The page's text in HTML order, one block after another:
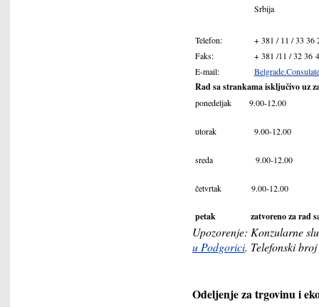
Srbija
Telefon:
+ 381 / 11 / 33 36
Faks:
+ 381 /11 / 32 36
E-mail:
Rad sa strankama isključivo uz
ponedeljak 9.00-12.00
utorak 9.00-12.00
sreda 9.00-12.00
četvrtak 9.00-12.00
petak zatvoreno za rad sa
Upozorenje: Konzularne
u Podgorici. Telefonski
Odeljenje za trgovinu i